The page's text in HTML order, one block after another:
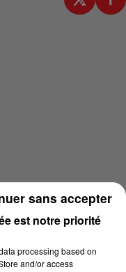
est notre priorité
processing based on
and/or access
sans accepter